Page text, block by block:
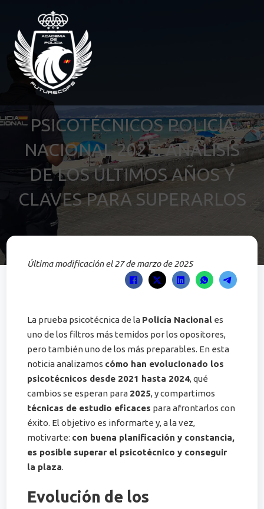
PSICOTÉCNICOS POLICÍA
NACIONAL 2025: ANÁLISIS
DE LOS ÚLTIMOS AÑOS Y
CLAVES PARA SUPERARLOS
Última modificación el 27 de marzo de 2025
La prueba psicotécnica de la Policía Nacional es
uno de los filtros más temidos por los opositores,
pero también uno de los más preparables. En esta
noticia analizamos cómo han evolucionado los
psicotécnicos desde 2021 hasta 2024, qué
cambios se esperan para 2025, y compartimos
técnicas de estudio eficaces para afrontarlos con
éxito. El objetivo es informarte y, a la vez,
motivarte: con buena planificación y constancia,
es posible superar el psicotécnico y conseguir
la plaza.
Evolución de los